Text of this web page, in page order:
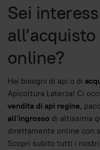
Sei
online?
Hai bisogni di api o di
Apicoltura Laterza! Ci
vendita di api regine,
all’ingrosso di altissima
direttamente online con
Scopri subito tutti i